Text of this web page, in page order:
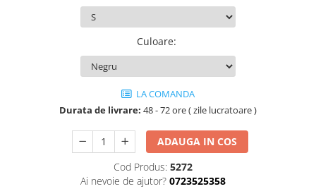
îmbrăcăminte pentru damă
Rezistent la flacăra
Vizibilitate înalta hi-vis
îmbrăcăminte asistente/doctori
îmbrăcăminte bucătari
înaltă vizibilitate hi-vis
Culoare:
LA COMANDA
Durata de livrare: 48 - 72 ore ( zile lucratoare )
ADAUGA IN COS
Cod Produs: 5272
Ai nevoie de ajutor? 0723525358